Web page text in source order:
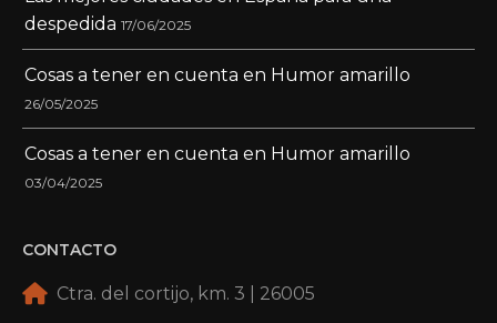
despedida 17/06/2025
Cosas a tener en cuenta en Humor amarillo
26/05/2025
Cosas a tener en cuenta en Humor amarillo
03/04/2025
CONTACTO
Ctra. del cortijo, km. 3 | 26005